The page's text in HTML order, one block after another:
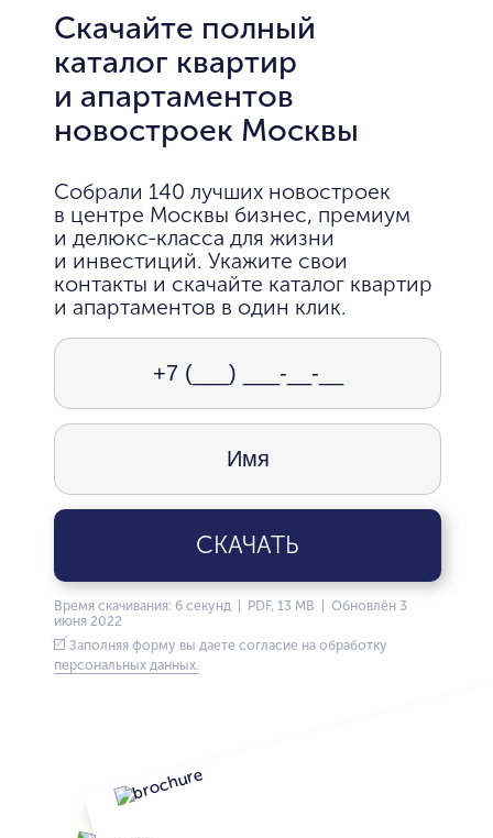
Скачайте полный
каталог квартир
и апартаментов
новостроек Москвы
Собрали 140 лучших новостроек
в центре Москвы бизнес, премиум
и делюкс-класса для жизни
и инвестиций. Укажите свои
контакты и скачайте каталог квартир
и апартаментов в один клик.
СКАЧАТЬ
Время скачивания: 6 секунд | PDF, 13 MB | Обновлён 3
июня 2022
Заполняя форму вы даете согласие на обработку
персональных данных.